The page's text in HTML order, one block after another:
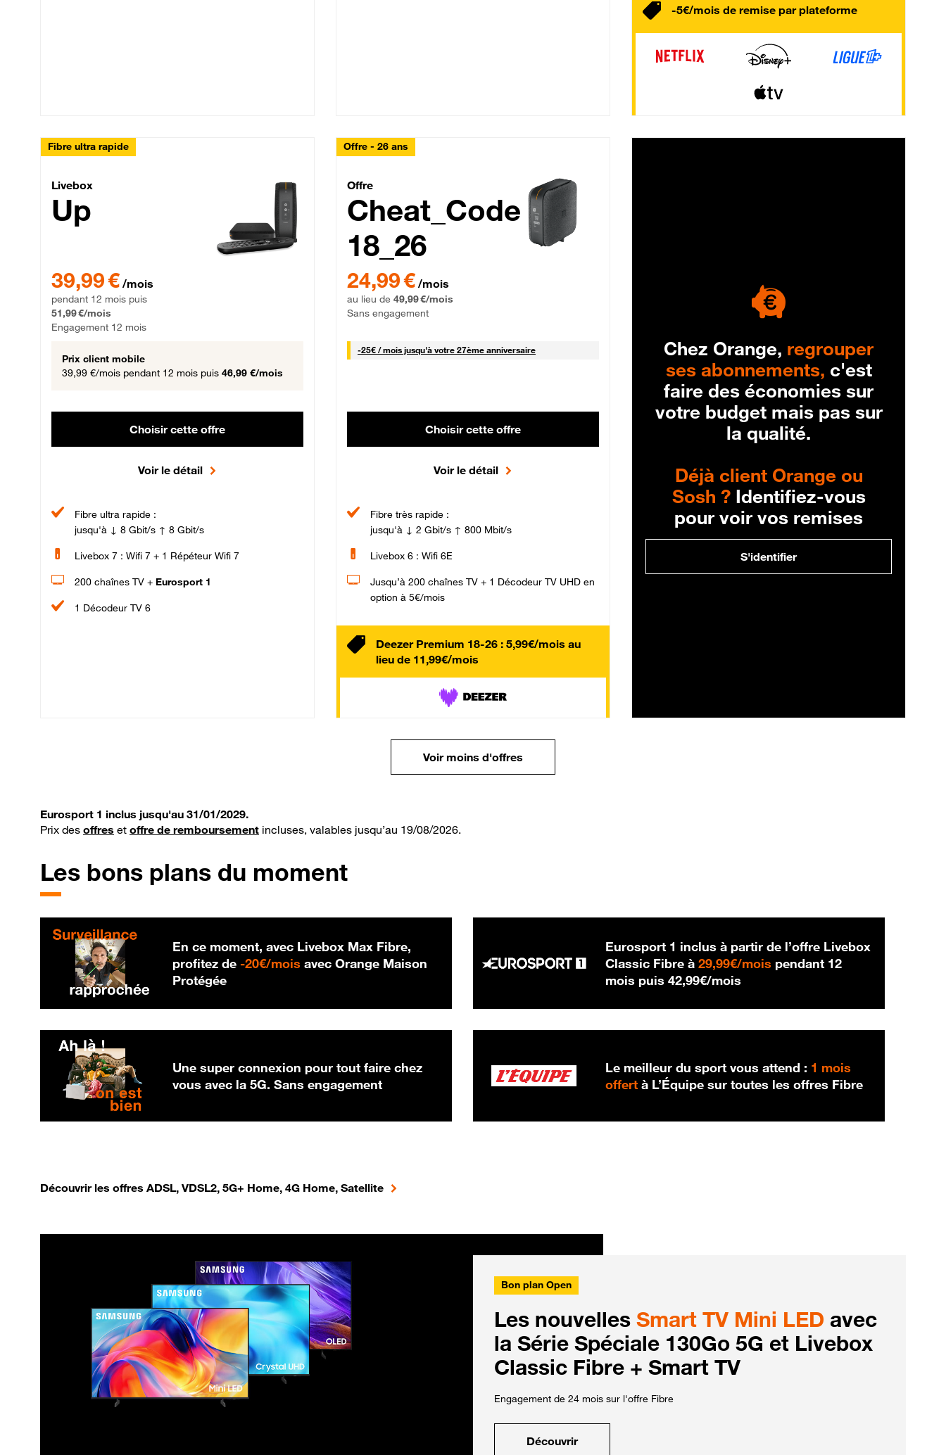
-5€/mois de remise par plateforme
Fibre ultra rapide
Livebox Up Fibre
Livebox
Up
39,99 € /mois
pendant 12 mois puis
51,99 €/mois
Engagement 12 mois
Prix client mobile
39,99 €/mois pendant 12 mois puis 46,99 €/mois
Choisir cette offre
Voir le détail
Fibre ultra rapide :
jusqu'à ↓ 8 Gbit/s ↑ 8 Gbit/s
Livebox 7 : Wifi 7 + 1 Répéteur Wifi 7
200 chaînes TV + Eurosport 1
1 Décodeur TV 6
Offre - 26 ans
Cheat_Code Fibre_18_26
Offre
Cheat_Code
18_26
24,99 € /mois
au lieu de 49,99 €/mois
Sans engagement
-25€ / mois25 € par mois
jusqu'à votre 27ème anniversaire
Choisir cette offre
Voir le détail
Fibre très rapide :
jusqu'à ↓ 2 Gbit/s ↑ 800 Mbit/s
Livebox 6 : Wifi 6E
Jusqu’à 200 chaînes TV + 1 Décodeur TV UHD en
option à 5€/mois
Deezer Premium 18-26 : 5,99€/mois au
lieu de 11,99€/mois
Chez Orange, regrouper
ses abonnements, c'est
faire des économies sur
votre budget mais pas sur
la qualité.
Déjà client Orange ou
Sosh ?Identifiez-vous
pour voir vos remises
S'identifier
Voir moins d'offres
Eurosport 1 inclus jusqu'au 31/01/2029.
Prix des offres et offre de remboursement incluses, valables jusqu’au 19/08/2026.
Les bons plans du moment
En ce moment, avec Livebox Max Fibre,
profitez de -20€/mois 20 € par mois
avec Orange Maison
Protégée
Eurosport 1 inclus à partir de l’offre Livebox
Classic Fibre à29,99€/mois 29,99 € par mois
pendant 12
mois puis42,99€/mois
Une super connexion pour tout faire chez
vous avec la 5G. Sans engagement
Le meilleur du sport vous attend : 1 mois
offert à L’Équipe sur toutes les offres Fibre
Découvrir les offres ADSL, VDSL2, 5G+ Home, 4G Home, Satellite
Bon plan Open
Les nouvelles Smart TV Mini LED avec
la Série Spéciale 130Go 5G et Livebox
Classic Fibre + Smart TV
Engagement de 24 mois sur l'offre Fibre
Découvrir